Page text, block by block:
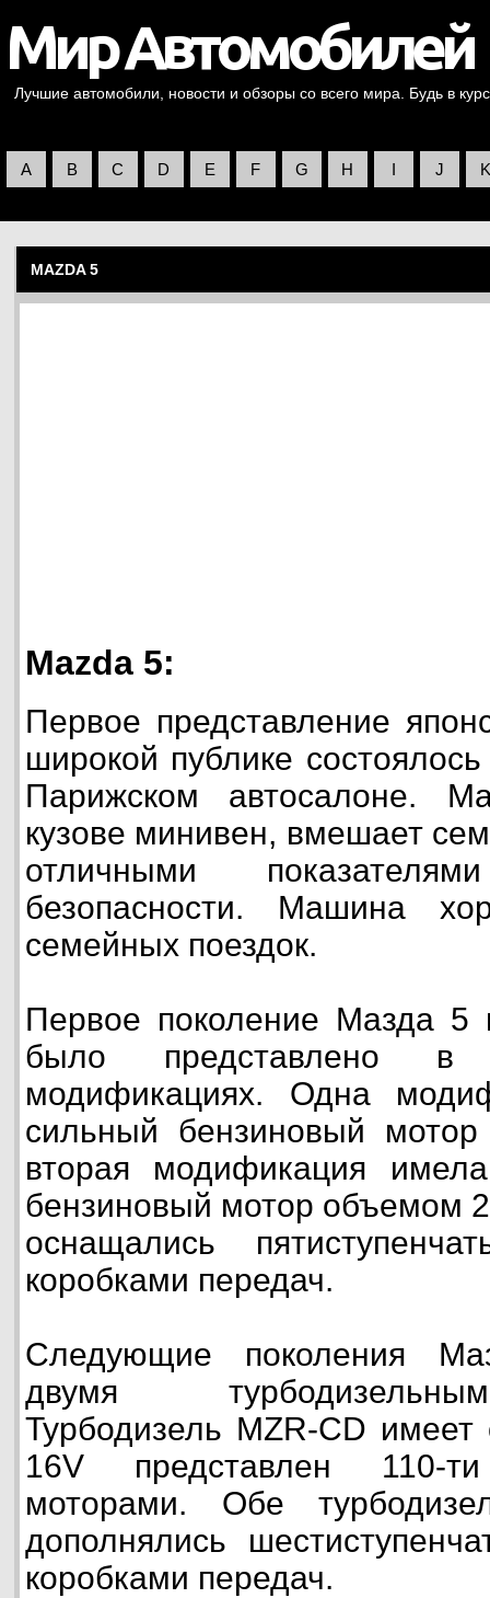
Лучшие автомобили, новости и обзоры со всего мира. Будь в
A B C D E F G H I J K
MAZDA 5
Mazda 5:
Первое представление
широкой публике
Парижском автосалоне.
кузове минивен, вмешает
отличными
безопасности. Машина
семейных поездок.
Первое поколение Мазда 5
было представлено в
модификациях. Одна
сильный бензиновый
вторая модификация
бензиновый мотор объемом
оснащались
коробками передач.
Следующие поколения
двумя
Турбодизель MZR-CD
16V представлен 110-
моторами. Обе
дополнялись
коробками передач.